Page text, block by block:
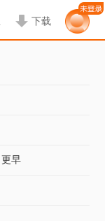
下载
更早